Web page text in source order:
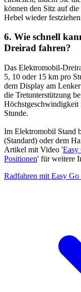
können den Sitz auf
Hebel wieder
6. Wie schnell
Dreirad fahren?
Das Elektromobil-
5, 10 oder 15 km pro
dem Display am
die Tretunterstützung
Höchstgeschwindigkeit
Stunde.
Im Elektromobil Stand
(Standard) oder dem
Artikel mit Video 'Easy
Positionen' für weitere
Radfahren mit Easy